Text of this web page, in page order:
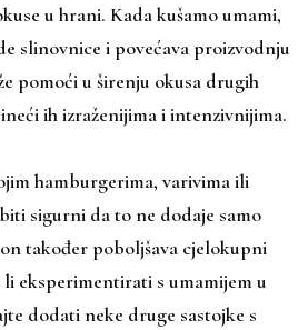
u hrani. Kada kušamo umami,
slinovnice i povećava proizvodnju
pomoći u širenju okusa drugih
ih izraženijima i intenzivnijima.
hamburgerima, varivima ili
sigurni da to ne dodaje samo
također poboljšava cjelokupni
li eksperimentirati s umamijem u
dodati neke druge sastojke s